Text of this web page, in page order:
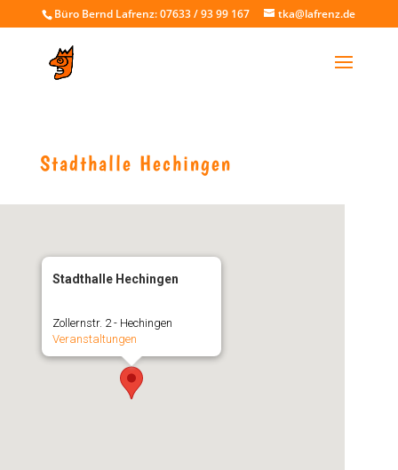
Büro Bernd Lafrenz: 07633 / 93 99 167 tka@lafrenz.de
Stadthalle Hechingen
Stadthalle Hechingen
Zollernstr. 2 - Hechingen
Veranstaltungen